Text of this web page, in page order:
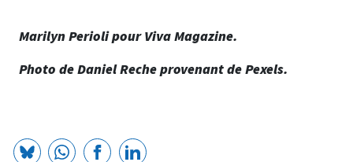
Marilyn Perioli pour Viva Magazine.
Photo de Daniel Reche provenant de Pexels.